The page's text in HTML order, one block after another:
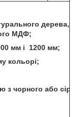
дерева,
МДФ;
мм і 1200 мм;
кольорі;
з чорного або